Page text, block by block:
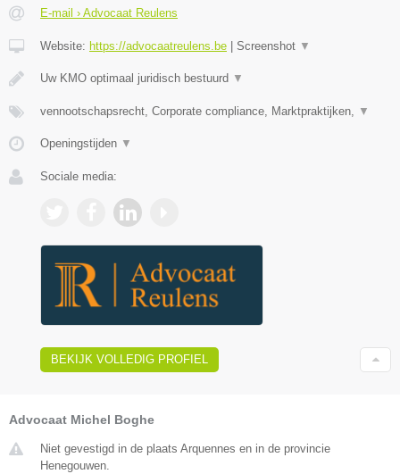
E-mail › Advocaat Reulens
Website: https://advocaatreulens.be Screenshot ▼
Uw KMO optimaal juridisch bestuurd ▼
vennootschapsrecht, Corporate compliance, Marktpraktijken, ▼
Openingstijden ▼
Sociale media:
BEKIJK VOLLEDIG PROFIEL
Advocaat Michel Boghe
Niet gevestigd in de plaats Arquennes en in de provincie
Henegouwen.